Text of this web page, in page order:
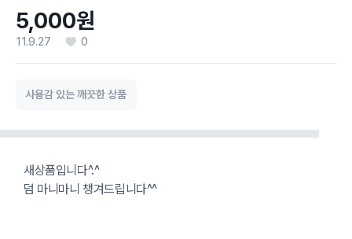
5,000원
11.9.27 0
사용감 있는 깨끗한 상품
새상품입니다^.^
덤 마니마니 챙겨드립니다^^